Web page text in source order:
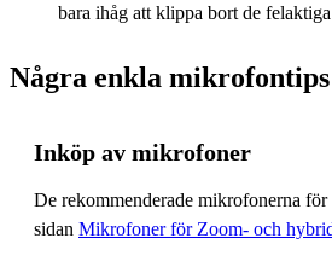
bara ihåg att klippa bort de
Några enkla mikrofontips
Inköp av mikrofoner
De rekommenderade mikrofonerna
sidan Mikrofoner för Zoom- och